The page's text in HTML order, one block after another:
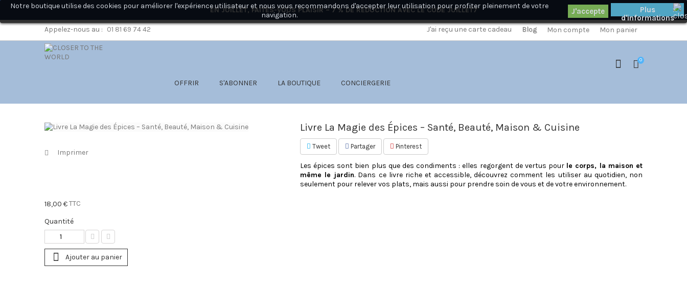
EN JUILLET, FAITES-VOUS PLAISIR – 7 % DE RÉDUCTION AVEC LE CODEJUILLET7 ×
Mon compte Mon panier
Appelez-nous au : 01 81 69 74 42 Blog
J'ai reçu une carte cadeau
0
OFFRIR S'ABONNER LA BOUTIQUE CONCIERGERIE
Notre boutique utilise des cookies pour améliorer l'expérience utilisateur et nous vous recommandons d'accepter leur utilisation pour profiter pleinement de votre
navigation.
Plus
d'informations
Imprimer
Livre La Magie des Épices – Santé, Beauté, Maison & Cuisine
Tweet Partager Pinterest
Les épices sont bien plus que des condiments : elles regorgent de vertus pour le corps, la maison et
même le jardin. Dans ce livre riche et accessible, découvrez comment les utiliser au quotidien, non
seulement pour relever vos plats, mais aussi pour prendre soin de vous et de votre environnement.
18,00 €TTC
Quantité
Ajouter au panier